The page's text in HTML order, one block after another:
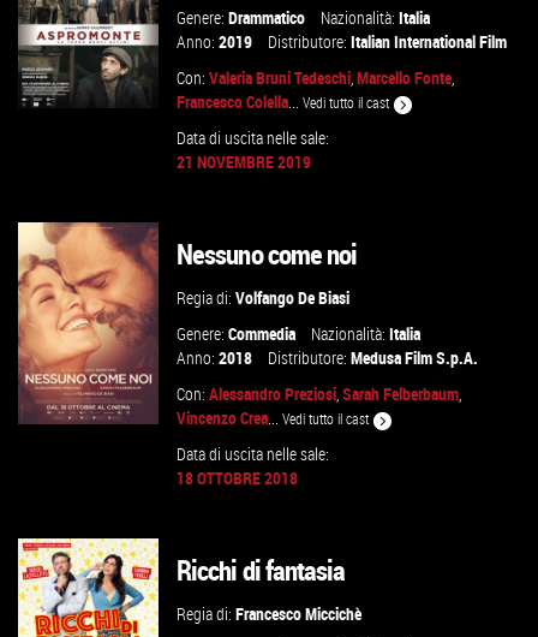
VAI ALLA SCHEDA
Genere:Drammatico Nazionalità:Italia
Anno:2019 Distributore:Italian International Film
Con:Valeria Bruni Tedeschi,Marcello Fonte,
Francesco Colella...Vedi tutto il cast
Data di uscita nelle sale:
21 NOVEMBRE 2019
VAI ALLA SCHEDA
Nessuno come noi
Regia di:Volfango De Biasi
Genere:Commedia Nazionalità:Italia
Anno:2018 Distributore:Medusa Film S.p.A.
Con:Alessandro Preziosi,Sarah Felberbaum,
Vincenzo Crea...Vedi tutto il cast
Data di uscita nelle sale:
18 OTTOBRE 2018
Ricchi di fantasia
Regia di:Francesco Miccichè